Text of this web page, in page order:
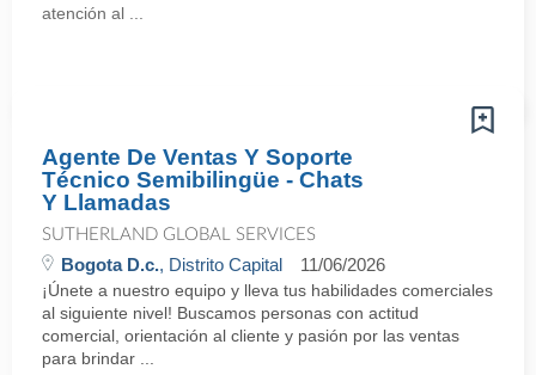
atención al ...
Agente De Ventas Y Soporte
Técnico Semibilingüe - Chats
Y Llamadas
SUTHERLAND GLOBAL SERVICES
Bogota D.c., Distrito Capital 11/06/2026
¡Únete a nuestro equipo y lleva tus habilidades comerciales
al siguiente nivel! Buscamos personas con actitud
comercial, orientación al cliente y pasión por las ventas
para brindar ...